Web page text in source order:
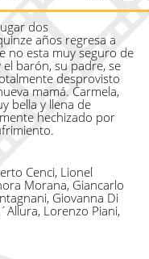
dos
años regresa a
no esta muy seguro de
barón, su padre, se
desprovisto
mamá. Carmela,
bella y llena de
hechizado por
Cenci, Lionel
Morana, Giancarlo
Giovanna Di
Lorenzo Piani,